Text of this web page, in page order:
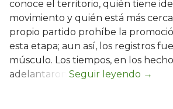
conoce el territorio, quién tiene
movimiento y quién está más
propio partido prohíbe la
esta etapa; aun así, los registros
músculo. Los tiempos, en los
adelantaron.